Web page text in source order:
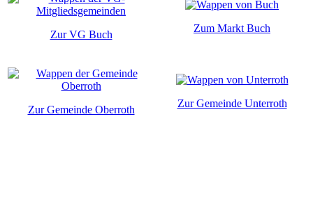
Zur VG Buch
Zum Markt Buch
Zur Gemeinde Oberroth
Zur Gemeinde Unterroth